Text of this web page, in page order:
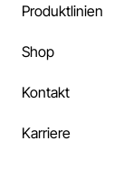
Produktlinien
Shop
Kontakt
Karriere